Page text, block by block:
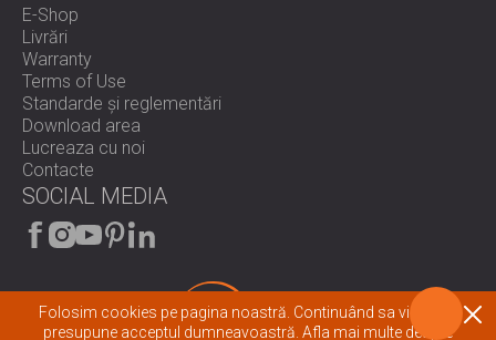
E-Shop
Livrări
Warranty
Terms of Use
Standarde și reglementări
Download area
Lucreaza cu noi
Contacte
SOCIAL MEDIA
Folosim cookies pe pagina noastră. Continuând sa vizionați
presupune acceptul dumneavoastră. Afla mai multe despre